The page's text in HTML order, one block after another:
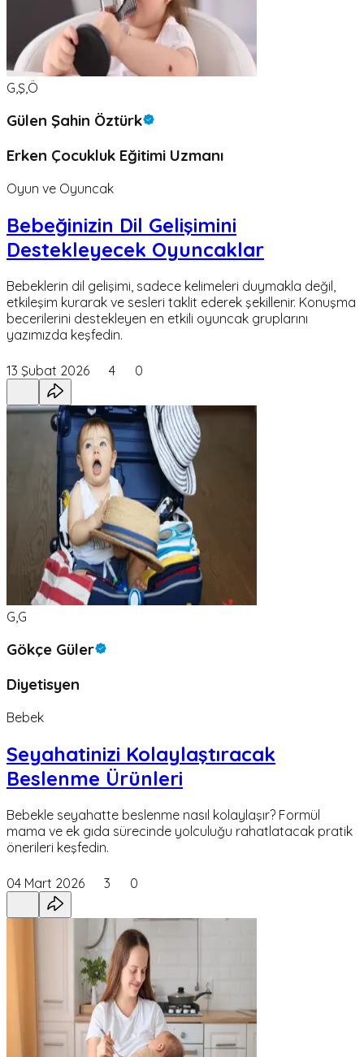
G,Ş,Ö
Gülen Şahin Öztürk
Erken Çocukluk Eğitimi Uzmanı
Oyun ve Oyuncak
Bebeğinizin Dil Gelişimini
Destekleyecek Oyuncaklar
Bebeklerin dil gelişimi, sadece kelimeleri duymakla değil,
etkileşim kurarak ve sesleri taklit ederek şekillenir. Konuşma
becerilerini destekleyen en etkili oyuncak gruplarını
yazımızda keşfedin.
13 Şubat 2026 4 0
G,G
Gökçe Güler
Diyetisyen
Bebek
Seyahatinizi Kolaylaştıracak
Beslenme Ürünleri
Bebekle seyahatte beslenme nasıl kolaylaşır? Formül
mama ve ek gıda sürecinde yolculuğu rahatlatacak pratik
önerileri keşfedin.
04 Mart 2026 3 0